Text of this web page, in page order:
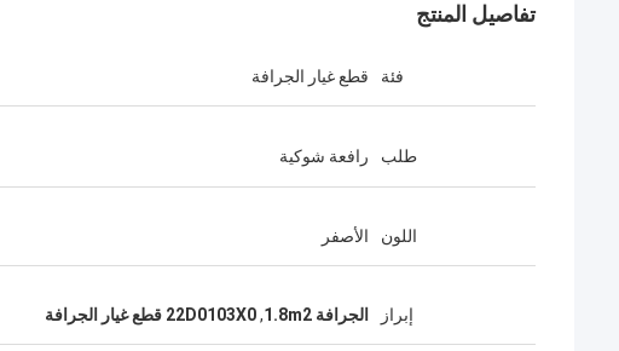
تفاصيل المنتج
فئة قطع غيار الجرافة
طلب رافعة شوكية
اللون الأصفر
إبراز الجرافة 1.8m2 ,22D0103X0 قطع غيار الجرافة